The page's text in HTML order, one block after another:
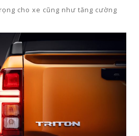
cho xe cũng như tăng cường